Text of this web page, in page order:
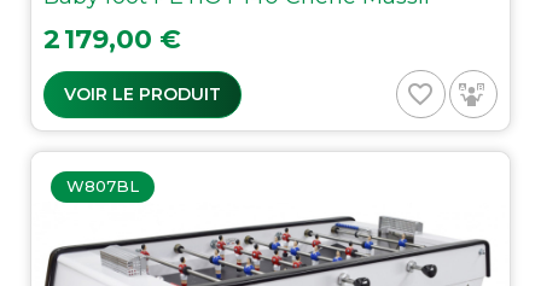
Prix
2 179,00 €
VOIR LE PRODUIT favorite_border
W807BL